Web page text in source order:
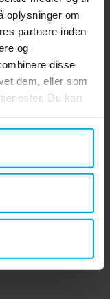
oplysninger om
partnere inden
og
disse
dem, eller som
Du kan